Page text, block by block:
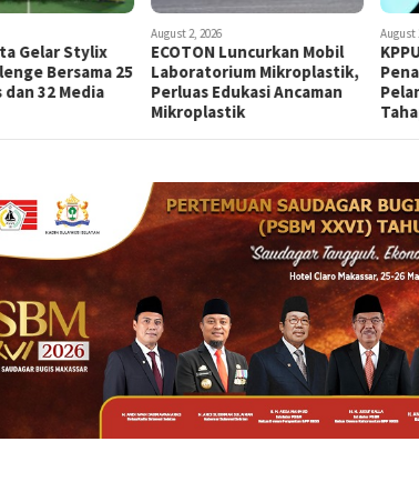
Gelar Stylix
Bersama 25
32 Media
August 2, 2026
ECOTON Luncurkan Mobil
Laboratorium Mikroplastik,
Perluas Edukasi Ancaman
Mikroplastik
August